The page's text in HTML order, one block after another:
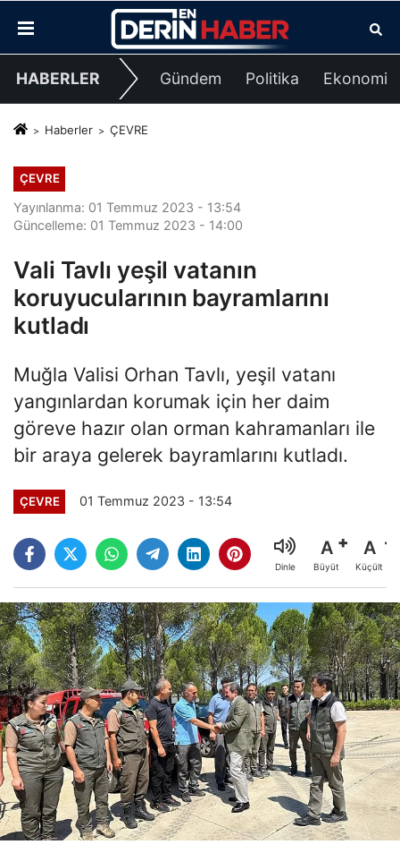
HABERLER Gündem Politika Ekonomi
Haberler ÇEVRE
ÇEVRE
Yayınlanma: 01 Temmuz 2023 - 13:54
Güncelleme: 01 Temmuz 2023 - 14:00
Vali Tavlı yeşil vatanın
koruyucularının bayramlarını
kutladı
Muğla Valisi Orhan Tavlı, yeşil vatanı
yangınlardan korumak için her daim
göreve hazır olan orman kahramanları ile
bir araya gelerek bayramlarını kutladı.
ÇEVRE 01 Temmuz 2023 - 13:54
Dinle
A
Büyüt
A
Küçült